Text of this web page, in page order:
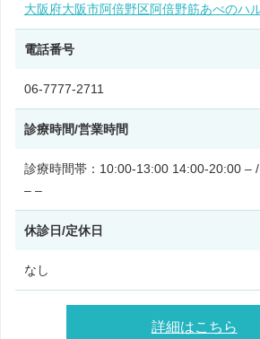
大阪府大阪市阿倍野区阿倍野筋あべのハ
電話番号
06-7777-2711
診療時間/営業時間
診療時間帯：10:00-13:00 14:00-20:00 –
– –
休診日/定休日
なし
詳細はこちら